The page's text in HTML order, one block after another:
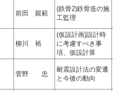
前田 親範
(鉄骨2)鉄骨造の施
工監理
柳川 裕
(仮設計画)設計時
に考慮すべき事
項、仮設計算
菅野 忠
耐震設計法の変遷
と今後の動向